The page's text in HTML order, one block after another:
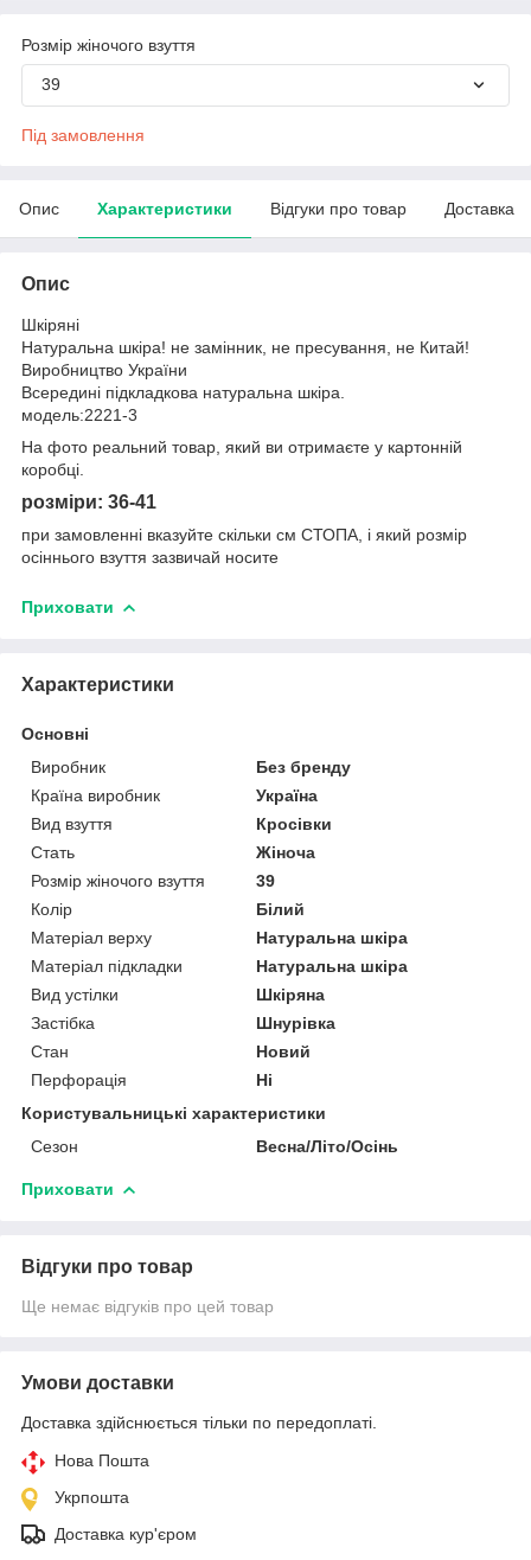
Розмір жіночого взуття
39
Під замовлення
Опис Характеристики Відгуки про товар Доставка
Опис
Шкіряні
Натуральна шкіра! не замінник, не пресування, не Китай!
Виробництво України
Всередині підкладкова натуральна шкіра.
модель:2221-3
На фото реальний товар, який ви отримаєте у картонній
коробці.
розміри: 36-41
при замовленні вказуйте скільки см СТОПА, і який розмір
осіннього взуття зазвичай носите
Приховати
Характеристики
Основні
Виробник
Без бренду
Країна виробник
Україна
Вид взуття
Кросівки
Стать
Жіноча
Розмір жіночого взуття
39
Колір
Білий
Матеріал верху
Натуральна шкіра
Матеріал підкладки
Натуральна шкіра
Вид устілки
Шкіряна
Застібка
Шнурівка
Стан
Новий
Перфорація
Ні
Користувальницькі характеристики
Сезон
Весна/Літо/Осінь
Приховати
Відгуки про товар
Ще немає відгуків про цей товар
Умови доставки
Доставка здійснюється тільки по передоплаті.
Нова Пошта
Укрпошта
Доставка кур'єром